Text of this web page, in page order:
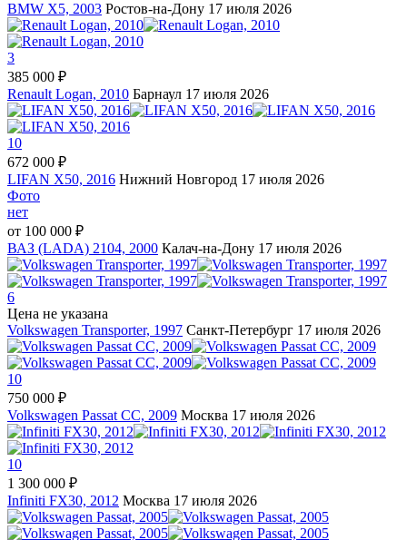
BMW X5, 2003 Ростов-на-Дону 17 июля 2026
3
385 000 ₽
Renault Logan, 2010 Барнаул 17 июля 2026
10
672 000 ₽
LIFAN X50, 2016 Нижний Новгород 17 июля 2026
Фото
нет
от 100 000 ₽
ВАЗ (LADA) 2104, 2000 Калач-на-Дону 17 июля 2026
6
Цена не указана
Volkswagen Transporter, 1997 Санкт-Петербург 17 июля 2026
10
750 000 ₽
Volkswagen Passat CC, 2009 Москва 17 июля 2026
10
1 300 000 ₽
Infiniti FX30, 2012 Москва 17 июля 2026